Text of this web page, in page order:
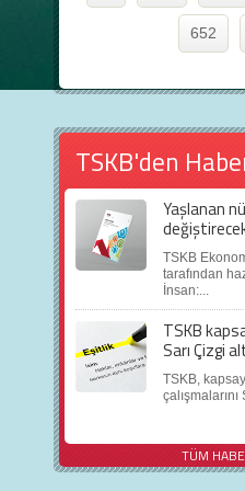
652
TSKB'den
Yaşlanan
TSKB
tarafından
İnsan:...
TSKB
Sarı Çizgi
TSKB,
TÜM